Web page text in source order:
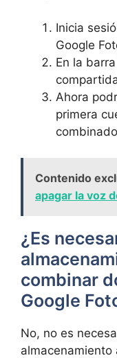
Inicia
Google
En la
Ahora
primera
Contenido
apagar la voz
¿Es
combinar
Google
No,⁣ no es